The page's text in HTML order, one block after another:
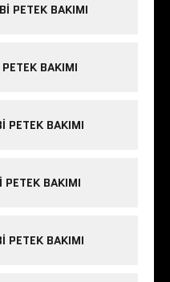
PETEK BAKIMI
BAKIMI
PETEK BAKIMI
PETEK BAKIMI
PETEK BAKIMI